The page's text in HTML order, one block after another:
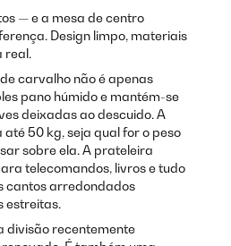
— e a mesa de centro
Design limpo, materiais
real.
carvalho não é apenas
pano húmido e mantém-se
deixadas ao descuido. A
50 kg, seja qual for o peso
sobre ela. A prateleira
telecomandos, livros e tudo
cantos arredondados
estreitas.
divisão recentemente